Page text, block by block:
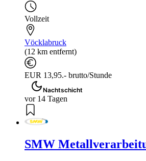
Vollzeit
Vöcklabruck
(12 km entfernt)
EUR 13,95.- brutto/Stunde
Nachtschicht
vor 14 Tagen
SMW